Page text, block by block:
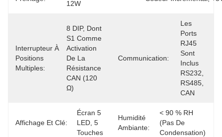
12W
Interrupteur À
Positions
Multiples:
8 DIP, Dont
S1 Comme
Activation
De La
Résistance
CAN (120
Ω)
Communication:
Les
Ports
RJ45
Sont
Inclus
RS232,
RS485,
CAN
Affichage Et Clé:
Écran 5
LED, 5
Touches
Humidité
Ambiante:
< 90 % RH
(pas De
Condensation)